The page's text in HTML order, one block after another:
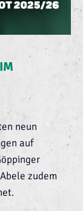
neun
auf
zudem